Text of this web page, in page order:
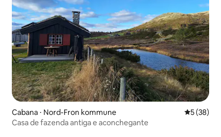
Cabana ⋅ Nord-Fron kommune 5 de uma
5 (38)
Casa de fazenda antiga e aconchegante